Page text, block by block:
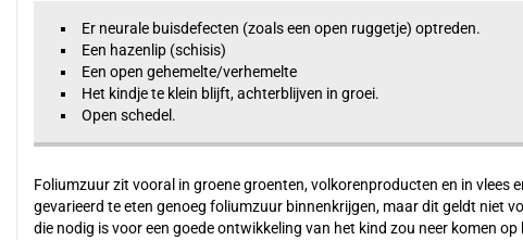
Er neurale buisdefecten (zoals een open ruggetje) optreden.
Een hazenlip (schisis)
Een open gehemelte/verhemelte
Het kindje te klein blijft, achterblijven in groei.
Open schedel.
Foliumzuur zit vooral in groene groenten, volkorenproducten en in vlees
gevarieerd te eten genoeg foliumzuur binnenkrijgen, maar dit geldt niet
die nodig is voor een goede ontwikkeling van het kind zou neer komen